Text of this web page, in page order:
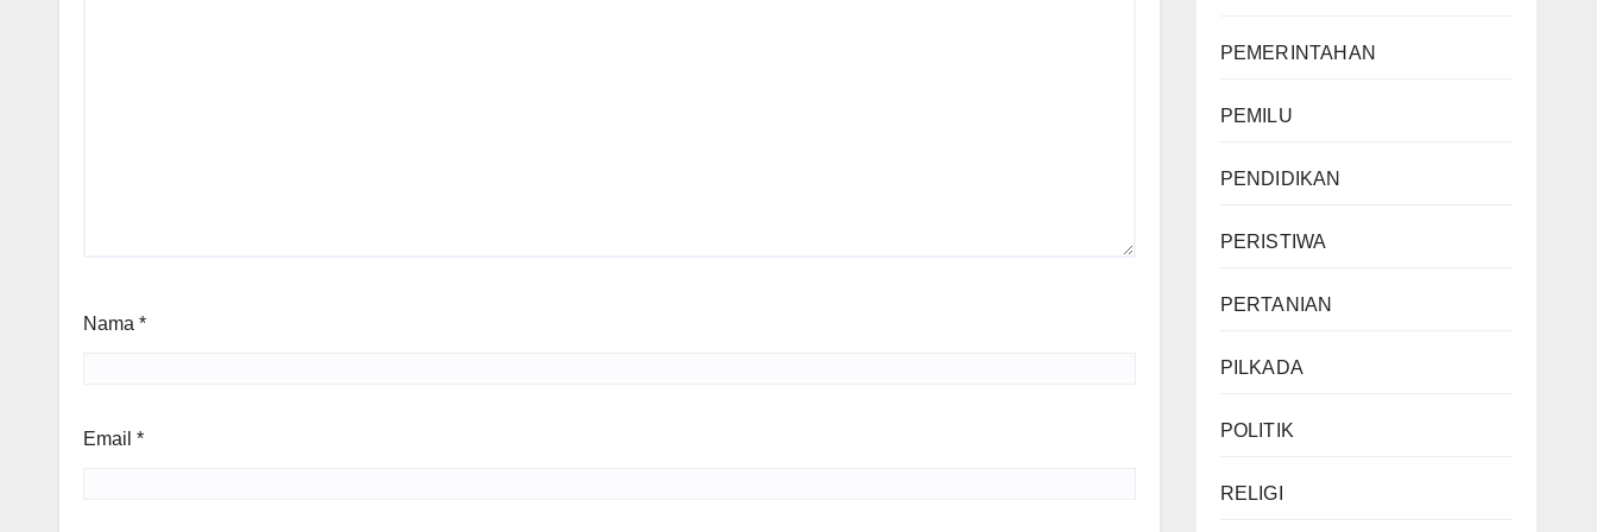
Nama *
Email *
PEMERINTAHAN
PEMILU
PENDIDIKAN
PERISTIWA
PERTANIAN
PILKADA
POLITIK
RELIGI